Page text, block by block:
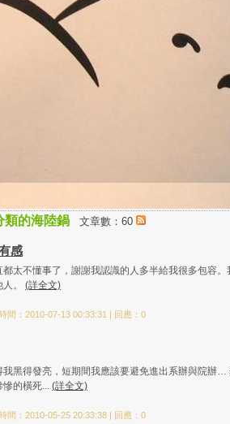
類的海陸鍋 文章數：60
感
都太不懂事了，謝謝我認識的人多半給我很多包容
。 (詳全文)
間：2010-07-13 00:33:31 | 回應：0
我黑得發亮，短期間我應該要避免進出系辦與院辦…
慘的橫死... (詳全文)
間：2010-05-25 20:33:38 | 回應：0